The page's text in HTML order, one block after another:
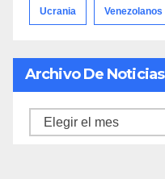
Ucrania Venezolanos
Archivo De Noticias
Archivo